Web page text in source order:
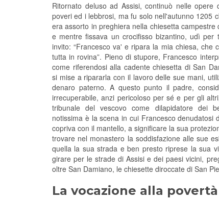
Ritornato deluso ad Assisi, continuò nelle opere
poveri ed i lebbrosi, ma fu solo nell'autunno 1205
era assorto in preghiera nella chiesetta campestre
e mentre fissava un crocifisso bizantino, udì per
invito: “Francesco va' e ripara la mia chiesa, che
tutta in rovina”. Pieno di stupore, Francesco
come riferendosi alla cadente chiesetta di San
si mise a ripararla con il lavoro delle sue mani,
denaro paterno. A questo punto il padre,
irrecuperabile, anzi pericoloso per sé e per gli
tribunale del vescovo come dilapidatore dei
notissima è la scena in cui Francesco
copriva con il mantello, a significare la sua
trovare nel monastero la soddisfazione alle sue
quella la sua strada e ben presto riprese la sua
girare per le strade di Assisi e dei paesi vicini,
oltre San Damiano, le chiesette diroccate di San
La vocazione alla